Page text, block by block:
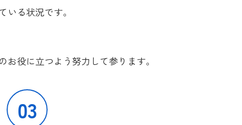
る状況です。
役に立つよう努力して参ります。
03